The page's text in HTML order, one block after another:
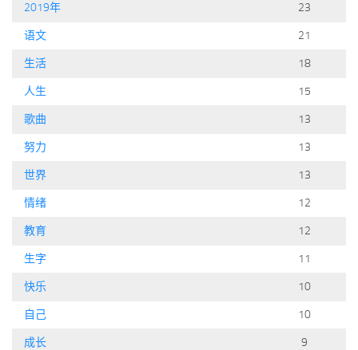
关于
博客树
精品域名
友情链接
2019年 23
语文 21
生活 18
人生 15
歌曲 13
努力 13
世界 13
情绪 12
教育 12
生字 11
快乐 10
自己 10
成长 9